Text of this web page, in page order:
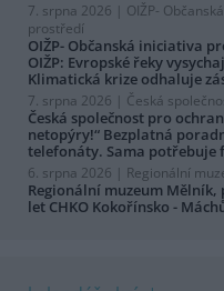
7. srpna 2026 | OIŽP-
prostředí
OIŽP- Občanská iniciativa
OIŽP: Evropské řeky
Klimatická krize odhaluje
7. srpna 2026 | Česká
Česká společnost pro
netopýry!“ Bezplatná
telefonáty. Sama potřebuje
6. srpna 2026 | Regionální
Regionální muzeum Mělník,
let CHKO Kokořínsko -